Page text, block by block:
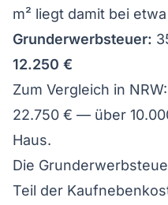
m² liegt damit bei
Grunderwerbsteuer:
12.250 €
Zum Vergleich in
22.750 € — über
Haus.
Die
Teil der